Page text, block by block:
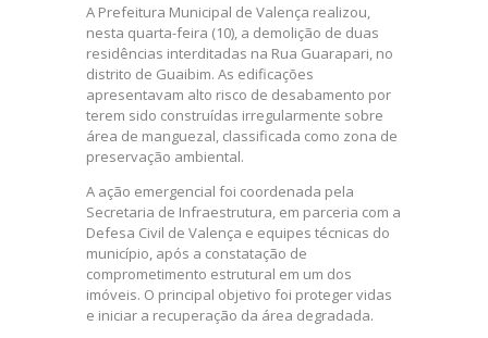
A Prefeitura Municipal de Valença realizou,
nesta quarta-feira (10), a demolição de duas
residências interditadas na Rua Guarapari, no
distrito de Guaibim. As edificações
apresentavam alto risco de desabamento por
terem sido construídas irregularmente sobre
área de manguezal, classificada como zona de
preservação ambiental.
A ação emergencial foi coordenada pela
Secretaria de Infraestrutura, em parceria com a
Defesa Civil de Valença e equipes técnicas do
município, após a constatação de
comprometimento estrutural em um dos
imóveis. O principal objetivo foi proteger vidas
e iniciar a recuperação da área degradada.